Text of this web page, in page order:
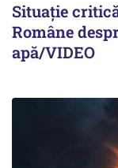
Situație
Române
apă/VIDEO